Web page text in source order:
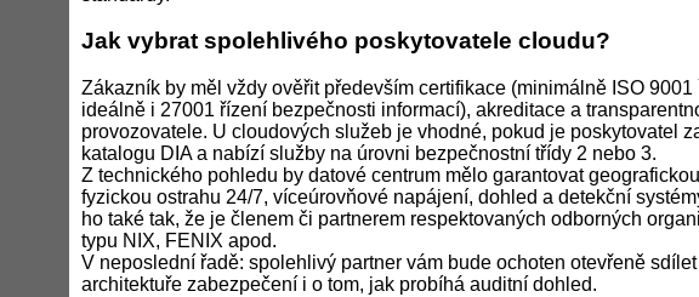
Jak vybrat spolehlivého poskytovatele cloudu?
Zákazník by měl vždy ověřit především certifikace (minimálně ISO 9001
ideálně i 27001 řízení bezpečnosti informací), akreditace a
provozovatele. U cloudových služeb je vhodné, pokud je poskytovatel
katalogu DIA a nabízí služby na úrovni bezpečnostní třídy 2 nebo 3.
Z technického pohledu by datové centrum mělo garantovat
fyzickou ostrahu 24/7, víceúrovňové napájení, dohled a detekční
ho také tak, že je členem či partnerem respektovaných odborných
typu NIX, FENIX apod.
V neposlední řadě: spolehlivý partner vám bude ochoten otevřeně
architektuře zabezpečení i o tom, jak probíhá auditní dohled.